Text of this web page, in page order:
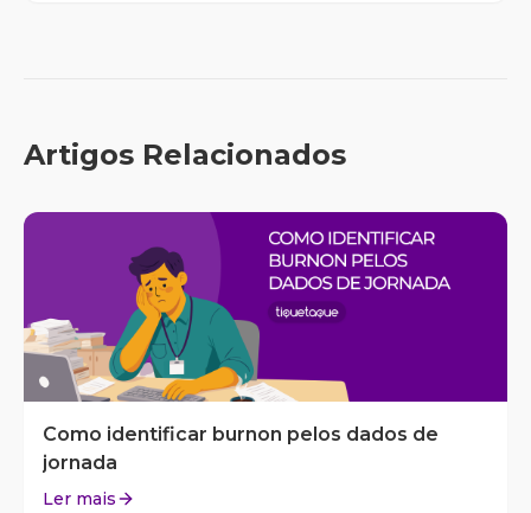
Artigos Relacionados
Como identificar burnon pelos dados de
jornada
Ler mais